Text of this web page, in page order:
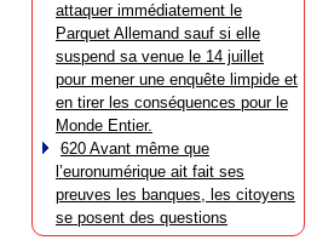
attaquer immédiatement le
Parquet Allemand sauf si elle
suspend sa venue le 14 juillet
pour mener une enquête limpide et
en tirer les conséquences pour le
Monde Entier.
620 Avant même que
l’euronumérique ait fait ses
preuves les banques, les citoyens
se posent des questions